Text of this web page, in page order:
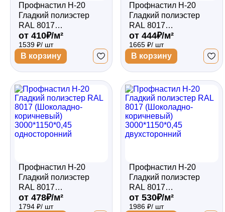
Профнастил Н-20
Гладкий полиэстер
RAL 8017
(Шоколадно-
коричневый)
3000*1150*0,35
односторонний
от 410₽/м²
1539 ₽/ шт
В корзину
Профнастил Н-20
Гладкий полиэстер
RAL 8017
(Шоколадно-
коричневый)
3000*1150*0,4
односторонний
от 444₽/м²
1665 ₽/ шт
В корзину
Профнастил Н-20
Гладкий полиэстер
RAL 8017
(Шоколадно-
коричневый)
от 478₽/м²
1794 ₽/ шт
Профнастил Н-20
Гладкий полиэстер
RAL 8017
(Шоколадно-
коричневый)
от 530₽/м²
1986 ₽/ шт